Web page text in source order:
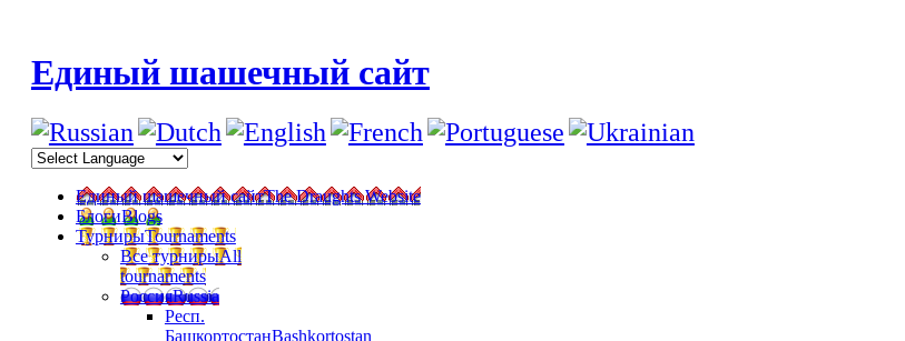
Единый шашечный сайт
Единый шашечный сайтThe Draughts Website
БлогиBlogs
ТурнирыTournaments
Все турнирыAll
tournaments
РоссияRussia
Респ.
БашкортостанBashkortostan